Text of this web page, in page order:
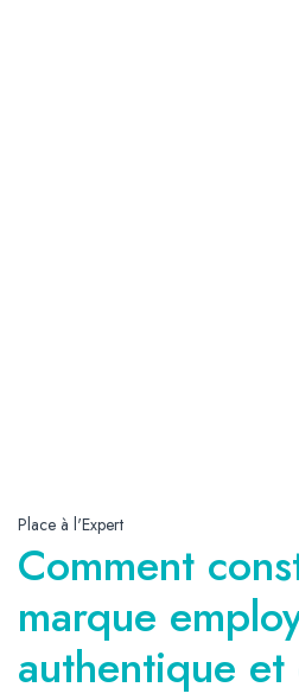
Place à l'Expert
Comment
marque
authentique